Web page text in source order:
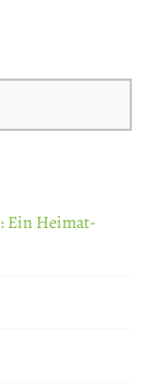
Ein Heimat-